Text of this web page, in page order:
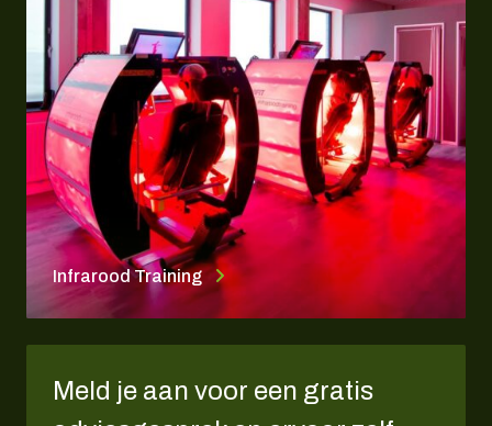
Infrarood Training
Meld je aan voor een gratis